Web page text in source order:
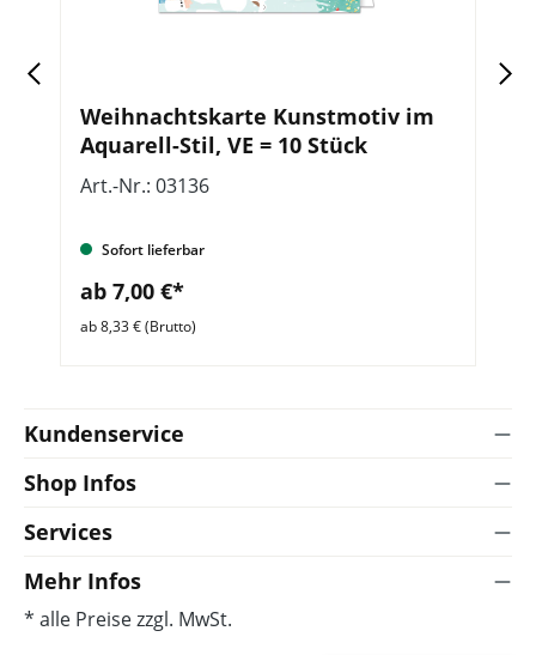
Weihnachtskarte Kunstmotiv im
Aquarell-Stil, VE = 10 Stück
Art.-Nr.: 03136
Sofort lieferbar
ab 7,00 €*
ab 8,33 € (Brutto)
Kundenservice
Shop Infos
Services
Mehr Infos
* alle Preise zzgl. MwSt.